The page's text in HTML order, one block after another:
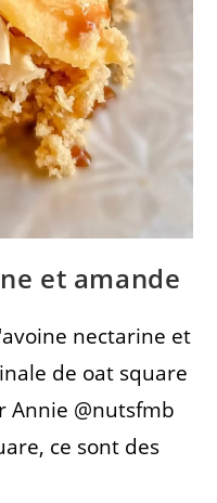
et amande
nectarine et
de oat square
Annie @nutsfmb
ce sont des